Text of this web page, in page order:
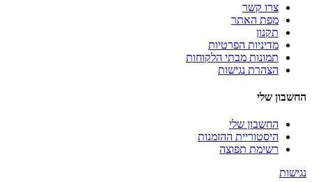
צרו קשר
מפת האתר
תקנון
מדיניות הפרטיות
תמונות מבתי הלקוחות
הצהרת נגישות
החשבון שלי
החשבון שלי
היסטוריית ההזמנות
רשימת תפוצה
נגישות